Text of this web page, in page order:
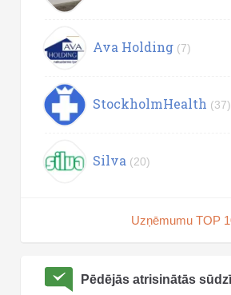
Ava Holding (7)
StockholmHealth (37)
Silva (20)
Uzņēmumu TOP
Pēdējās atrisinātās